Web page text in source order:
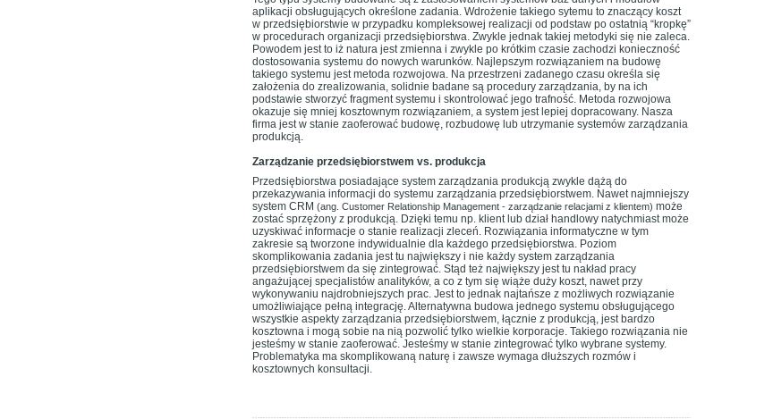
aplikacji obsługujących określone zadania. Wdrożenie takiego sytemu to znaczący koszt
w przedsiębiorstwie w przypadku kompleksowej realizacji od podstaw po ostatnią “kropkę”
w procedurach organizacji przedsiębiorstwa. Zwykle jednak takiej metodyki się nie zaleca.
Powodem jest to iż natura jest zmienna i zwykle po krótkim czasie zachodzi konieczność
dostosowania systemu do nowych warunków. Najlepszym rozwiązaniem na budowę
takiego systemu jest metoda rozwojowa. Na przestrzeni zadanego czasu określa się
założenia do zrealizowania, solidnie badane są procedury zarządzania, by na ich
podstawie stworzyć fragment systemu i skontrolować jego trafność. Metoda rozwojowa
okazuje się mniej kosztownym rozwiązaniem, a system jest lepiej dopracowany. Nasza
firma jest w stanie zaoferować budowę, rozbudowę lub utrzymanie systemów zarządzania
produkcją.
Zarządzanie przedsiębiorstwem vs. produkcja
Przedsiębiorstwa posiadające system zarządzania produkcją zwykle dążą do
przekazywania informacji do systemu zarządzania przedsiębiorstwem. Nawet najmniejszy
system CRM (ang. Customer Relationship Management - zarządzanie relacjami z klientem) może
zostać sprzężony z produkcją. Dzięki temu np. klient lub dział handlowy natychmiast może
uzyskiwać informacje o stanie realizacji zleceń. Rozwiązania informatyczne w tym
zakresie są tworzone indywidualnie dla każdego przedsiębiorstwa. Poziom
skomplikowania zadania jest tu największy i nie każdy system zarządzania
przedsiębiorstwem da się zintegrować. Stąd też największy jest tu nakład pracy
angażującej specjalistów analityków, a co z tym się wiąże duży koszt, nawet przy
wykonywaniu najdrobniejszych prac. Jest to jednak najtańsze z możliwych rozwiązanie
umożliwiające pełną integrację. Alternatywna budowa jednego systemu obsługującego
wszystkie aspekty zarządzania przedsiębiorstwem, łącznie z produkcją, jest bardzo
kosztowna i mogą sobie na nią pozwolić tylko wielkie korporacje. Takiego rozwiązania nie
jesteśmy w stanie zaoferować. Jesteśmy w stanie zintegrować tylko wybrane systemy.
Problematyka ma skomplikowaną naturę i zawsze wymaga dłuższych rozmów i
kosztownych konsultacji.